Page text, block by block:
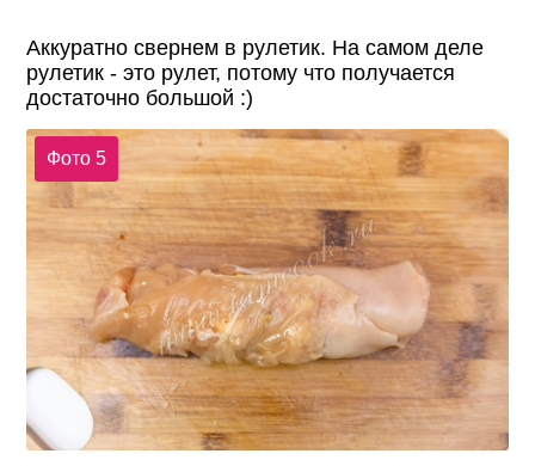
Аккуратно свернем в рулетик. На самом деле
рулетик - это рулет, потому что получается
достаточно большой :)
Фото 5